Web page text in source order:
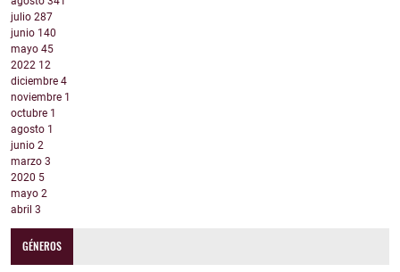
julio 287
junio 140
mayo 45
2022 12
diciembre 4
noviembre 1
octubre 1
agosto 1
junio 2
marzo 3
2020 5
mayo 2
abril 3
GÉNEROS